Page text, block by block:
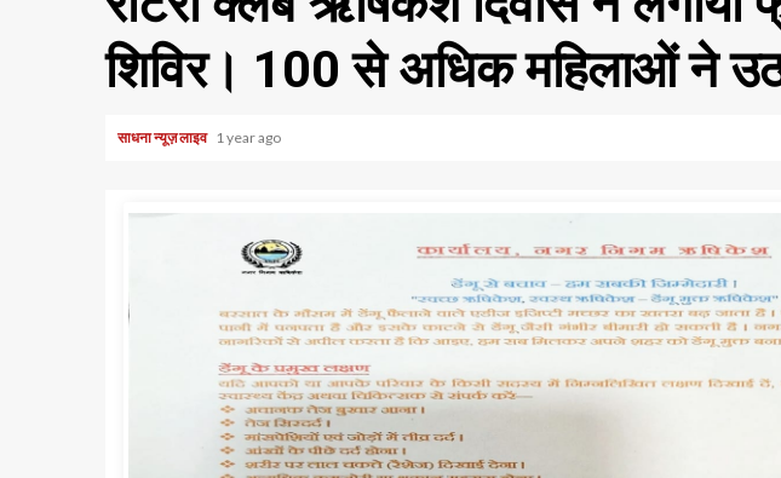
शिविर। 100 से अधिक महिलाओं ने
साधना न्यूज़ लाइव 1 year ago